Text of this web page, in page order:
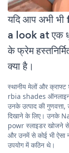
यदि आप अभी
a look at एक
के फ्रेम
क्या है।
स्थानीय मेलों और
rbia shades ऑनलाइन
उनके उत्पाद की
दिखाने के लिए। उनके
powr स्लाइडर खोजने
और उनमें से कोई भी ऐसा
उपयोग में कठिन थे।